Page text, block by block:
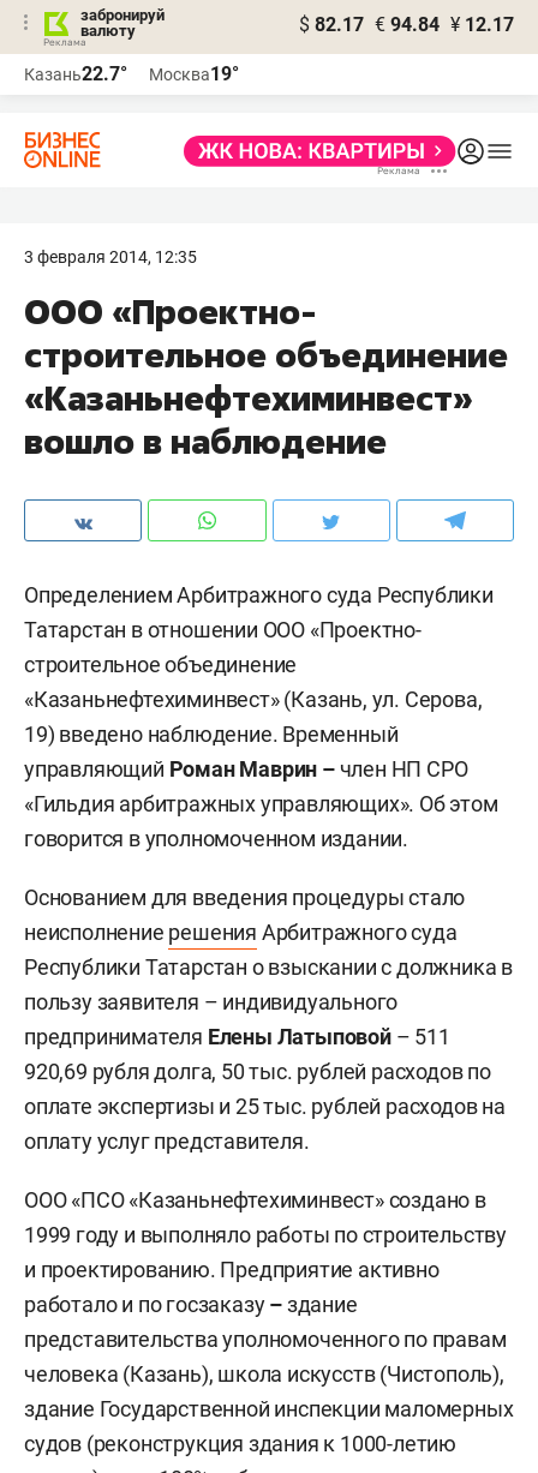
забронируй
валюту
$ 82.17 € 94.84 ¥ 12.17
Казань22.7° Москва19°
3 февраля 2014, 12:35
ООО «Проектно-
строительное объединение
«Казаньнефтехиминвест»
вошло в наблюдение
Определением Арбитражного суда Республики
Татарстан в отношении ООО «Проектно-
строительное объединение
«Казаньнефтехиминвест» (Казань, ул. Серова,
19) введено наблюдение. Временный
управляющий Роман Маврин – член НП СРО
«Гильдия арбитражных управляющих». Об этом
говорится в уполномоченном издании.
Основанием для введения процедуры стало
неисполнение решения Арбитражного суда
Республики Татарстан о взыскании с должника в
пользу заявителя – индивидуального
предпринимателя Елены Латыповой– 511
920,69 рубля долга, 50 тыс. рублей расходов по
оплате экспертизы и 25 тыс. рублей расходов на
оплату услуг представителя.
ООО «ПСО «Казаньнефтехиминвест» создано в
1999 году и выполняло работы по строительству
и проектированию. Предприятие активно
работало и по госзаказу–здание
представительства уполномоченного по правам
человека (Казань), школа искусств (Чистополь),
здание Государственной инспекции маломерных
судов (реконструкция здания к 1000-летию